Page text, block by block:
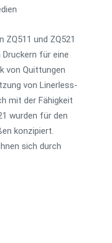
und ZQ521
für eine
von Quittungen
von Linerless-
mit der Fähigkeit
wurden für den
konzipiert.
sich durch